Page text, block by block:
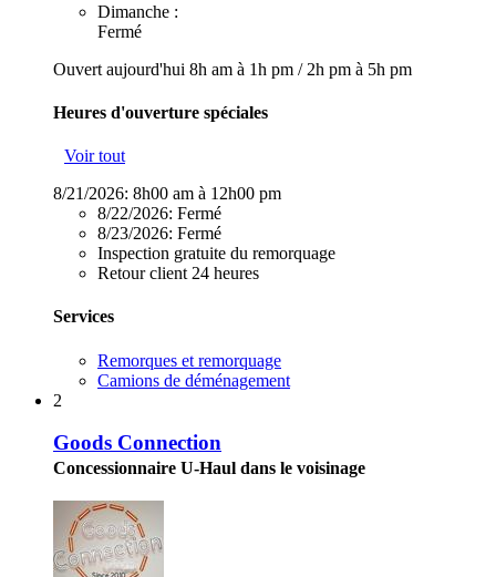
Dimanche :
Fermé
Ouvert aujourd'hui 8h am à 1h pm / 2h pm à 5h pm
Heures d'ouverture spéciales
Voir tout
8/21/2026: 8h00 am à 12h00 pm
8/22/2026: Fermé
8/23/2026: Fermé
Inspection gratuite du remorquage
Retour client 24 heures
Services
Remorques et remorquage
Camions de déménagement
2
Goods Connection
Concessionnaire U-Haul dans le voisinage